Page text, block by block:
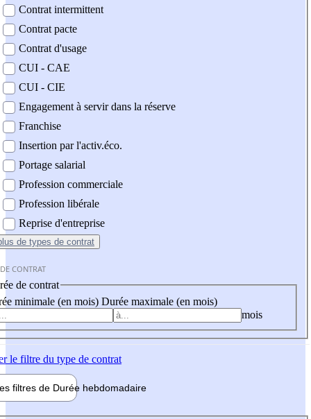
Contrat intermittent
Contrat pacte
Contrat d'usage
CUI - CAE
CUI - CIE
Engagement à servir dans la réserve
Franchise
Insertion par l'activ.éco.
Portage salarial
Profession commerciale
Profession libérale
Reprise d'entreprise
de types de contrat
CONTRAT
de contrat
minimale (en mois) Durée maximale (en mois)
mois
le filtre du type de contrat
filtres de Durée hebdomadaire